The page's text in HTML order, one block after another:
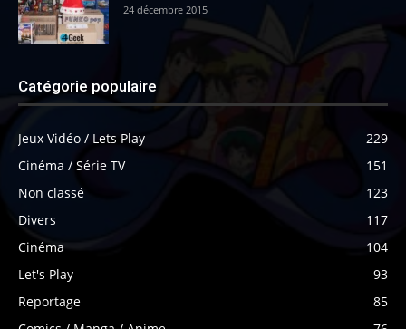
24 décembre 2015
Catégorie populaire
Jeux Vidéo / Lets Play
229
Cinéma / Série TV
151
Non classé
123
Divers
117
Cinéma
104
Let's Play
93
Reportage
85